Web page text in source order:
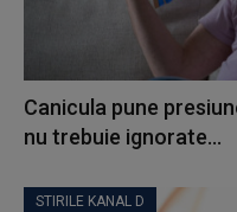
Canicula pune
nu trebuie ignorate...
STIRILE KANAL D